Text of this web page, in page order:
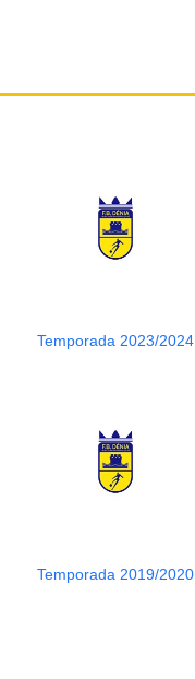
Temporada 2023/2024
Temporada 2019/2020